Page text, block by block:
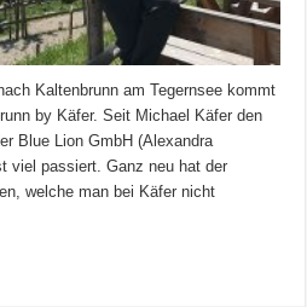
Kaltenbrunn am Tegernsee kommt
by Käfer. Seit Michael Käfer den
Blue Lion GmbH (Alexandra
viel passiert. Ganz neu hat der
welche man bei Käfer nicht